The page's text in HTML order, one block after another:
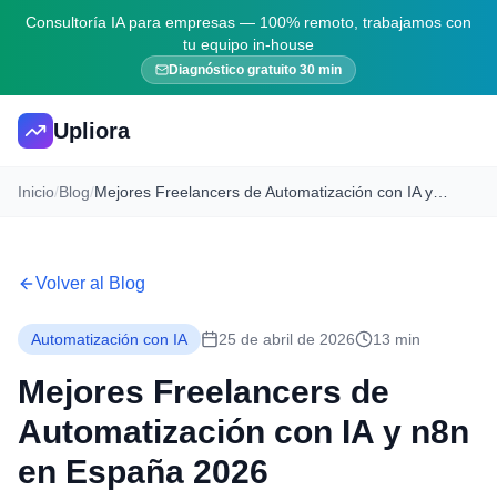
Consultoría IA para empresas — 100% remoto, trabajamos con
tu equipo in-house
Diagnóstico gratuito 30 min
Upliora
Inicio/Blog/
Volver al Blog
Automatización con IA 25 de abril de 2026 13 min
Mejores Freelancers de
Automatización con IA y n8n
en España 2026